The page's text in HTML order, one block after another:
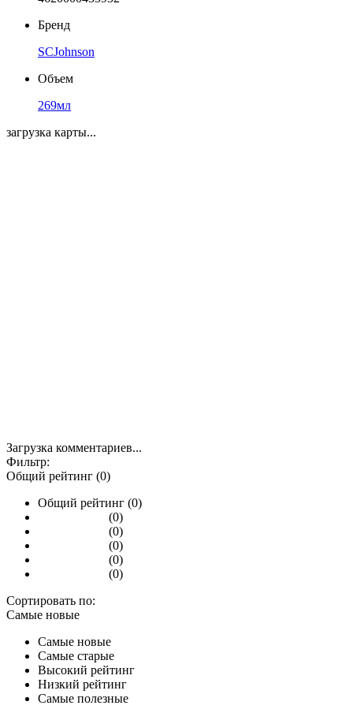
Бренд
SCJohnson
Объем
269мл
загрузка карты...
Загрузка комментариев...
Фильтр:
Общий рейтинг (0)
Общий рейтинг (0)
(0)
(0)
(0)
(0)
(0)
Сортировать по:
Самые новые
Самые новые
Самые старые
Высокий рейтинг
Низкий рейтинг
Самые полезные